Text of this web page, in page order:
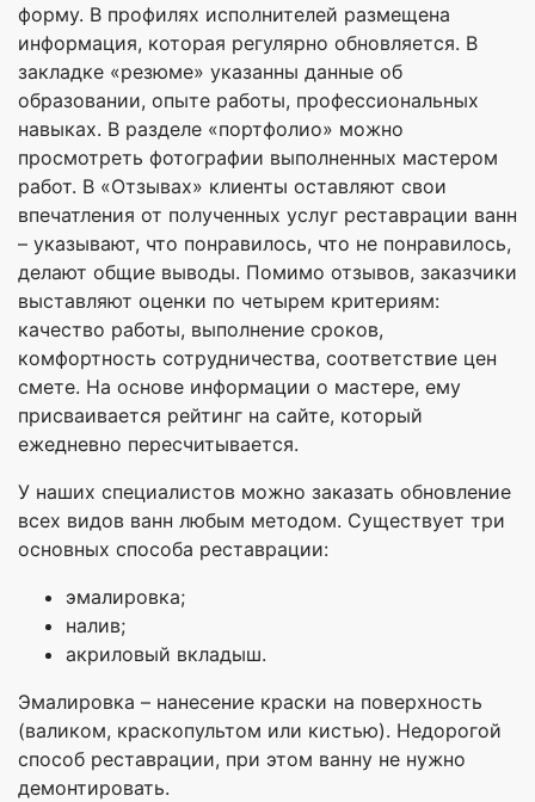
форму. В профилях исполнителей размещена
информация, которая регулярно обновляется. В
закладке «резюме» указанны данные об
образовании, опыте работы, профессиональных
навыках. В разделе «портфолио» можно
просмотреть фотографии выполненных мастером
работ. В «Отзывах» клиенты оставляют свои
впечатления от полученных услуг реставрации ванн
– указывают, что понравилось, что не понравилось,
делают общие выводы. Помимо отзывов, заказчики
выставляют оценки по четырем критериям:
качество работы, выполнение сроков,
комфортность сотрудничества, соответствие цен
смете. На основе информации о мастере, ему
присваивается рейтинг на сайте, который
ежедневно пересчитывается.
У наших специалистов можно заказать обновление
всех видов ванн любым методом. Существует три
основных способа реставрации:
эмалировка;
налив;
акриловый вкладыш.
Эмалировка – нанесение краски на поверхность
(валиком, краскопультом или кистью). Недорогой
способ реставрации, при этом ванну не нужно
демонтировать.